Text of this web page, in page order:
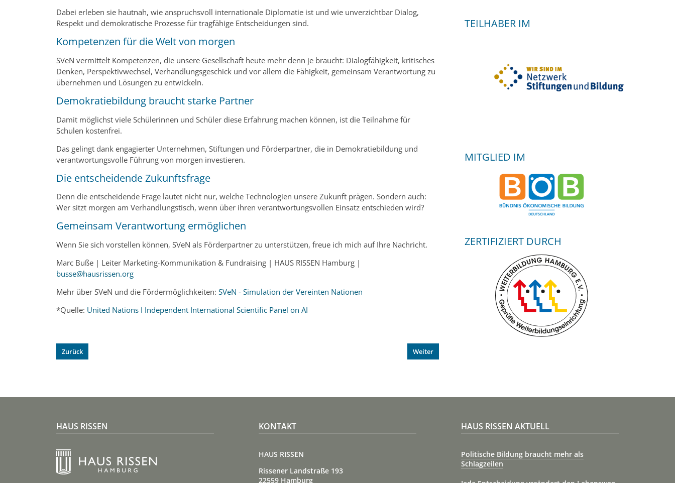
Dabei erleben sie hautnah, wie anspruchsvoll internationale Diplomatie ist und wie unverzichtbar Dialog,
Respekt und demokratische Prozesse für tragfähige Entscheidungen sind.
Kompetenzen für die Welt von morgen
SVeN vermittelt Kompetenzen, die unsere Gesellschaft heute mehr denn je braucht: Dialogfähigkeit, kritisches
Denken, Perspektivwechsel, Verhandlungsgeschick und vor allem die Fähigkeit, gemeinsam Verantwortung zu
übernehmen und Lösungen zu entwickeln.
Demokratiebildung braucht starke Partner
Damit möglichst viele Schülerinnen und Schüler diese Erfahrung machen können, ist die Teilnahme für
Schulen kostenfrei.
Das gelingt dank engagierter Unternehmen, Stiftungen und Förderpartner, die in Demokratiebildung und
verantwortungsvolle Führung von morgen investieren.
Die entscheidende Zukunftsfrage
Denn die entscheidende Frage lautet nicht nur, welche Technologien unsere Zukunft prägen. Sondern auch:
Wer sitzt morgen am Verhandlungstisch, wenn über ihren verantwortungsvollen Einsatz entschieden wird?
Gemeinsam Verantwortung ermöglichen
Wenn Sie sich vorstellen können, SVeN als Förderpartner zu unterstützen, freue ich mich auf Ihre Nachricht.
Marc Buße | Leiter Marketing-Kommunikation & Fundraising | HAUS RISSEN Hamburg |
busse@hausrissen.org
Mehr über SVeN und die Fördermöglichkeiten: SVeN - Simulation der Vereinten Nationen
*Quelle: United Nations I Independent International Scientific Panel on AI
Zurück Weiter
TEILHABER IM
MITGLIED IM
ZERTIFIZIERT DURCH
HAUS RISSEN KONTAKT
HAUS RISSEN
Rissener Landstraße 193
22559 Hamburg
HAUS RISSEN AKTUELL
Politische Bildung braucht mehr als
Schlagzeilen